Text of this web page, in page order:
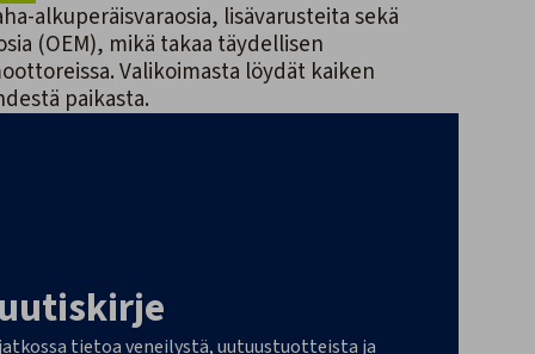
alkuperäisvaraosia, lisävarusteita sekä
(OEM), mikä takaa täydellisen
Valikoimasta löydät kaiken
paikasta.
tietoa veneilystä, uutuustuotteista ja